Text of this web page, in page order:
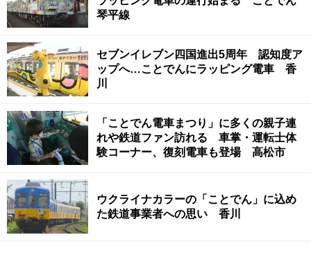
琴平線
セブンイレブン四国進出5周年 認知度ア
ップへ…ことでんにラッピング電車 香
川
「ことでん電車まつり」に多くの親子連
れや鉄道ファン訪れる 車掌・運転士体
験コーナー、復刻電車も登場 高松市
ウクライナカラーの「ことでん」に込め
た鉄道事業者への思い 香川